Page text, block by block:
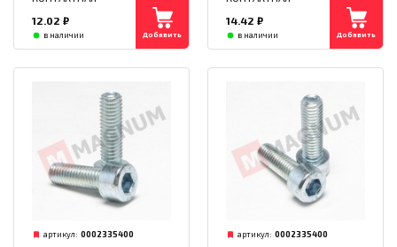
12.02 ₽
в наличии Добавить
14.42 ₽
в наличии Добавить
артикул: 0002335400 артикул: 0002335400